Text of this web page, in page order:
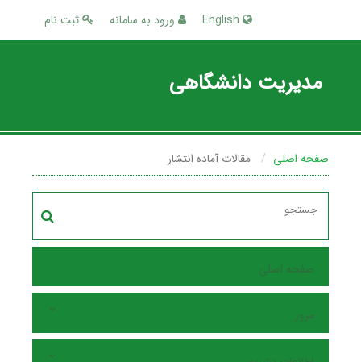
ثبت نام ورود به سامانه
مدیریت دانشگاهی
صفحه اصلی مقالات آماده انتشار
صفحه اصلی
مرور